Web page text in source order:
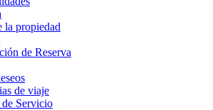
la propiedad
de Reserva
de viaje
Servicio